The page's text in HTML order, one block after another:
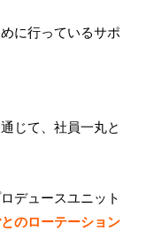
に行っているサポ
じて、社員一丸と
デュースユニット
のローテーション